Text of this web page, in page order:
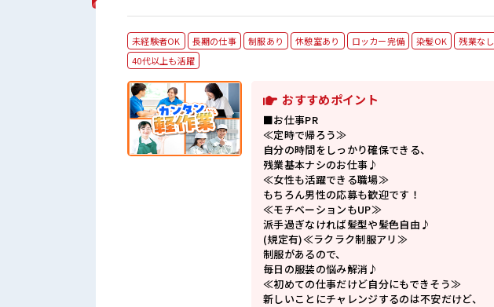
未経験者OK 長期の仕事 制服あり 休憩室あり ロッカー完備 染髪OK 残業なし
40代以上も活躍
おすすめポイント
■お仕事PR
≪定時で帰ろう≫
自分の時間をしっかり確保できる、
残業基本ナシのお仕事♪
≪女性も活躍できる職場≫
もちろん男性の応募も歓迎です！
≪モチベーションもUP≫
派手過ぎなければ髪型や髪色自由♪
(規定有)≪ラクラク制服アリ≫
制服があるので、
毎日の服装の悩み解消♪
≪初めての仕事だけど自分にもできそう≫
新しいことにチャレンジするのは不安だけど、